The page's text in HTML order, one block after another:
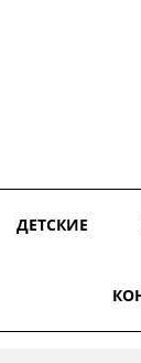
ДЕТСКИЕ